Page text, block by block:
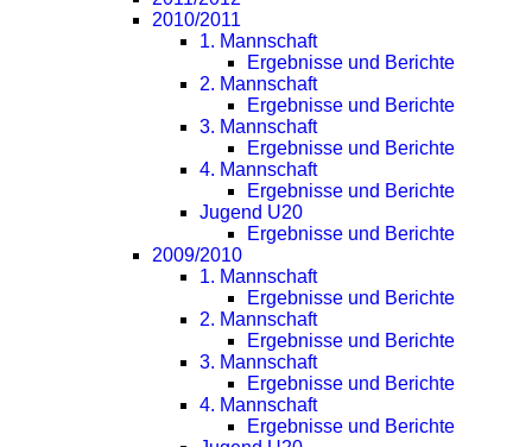
2010/2011
1. Mannschaft
Ergebnisse und Berichte
2. Mannschaft
Ergebnisse und Berichte
3. Mannschaft
Ergebnisse und Berichte
4. Mannschaft
Ergebnisse und Berichte
Jugend U20
Ergebnisse und Berichte
2009/2010
1. Mannschaft
Ergebnisse und Berichte
2. Mannschaft
Ergebnisse und Berichte
3. Mannschaft
Ergebnisse und Berichte
4. Mannschaft
Ergebnisse und Berichte